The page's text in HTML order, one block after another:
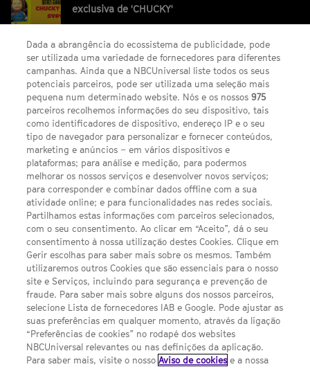
exclusiva de 'CHUCKY'
SEGUE-NOS
FACEBOOK
TWITTER
YOUTUBEINSTAGRAM
LINKS ÚTEIS
Escolhas de Anúncios
Política de privacidade
Termos E Condições
FILMES
UMA DIVISÃO DA NBCUNIVERSAL
Dada a abrangência do ecossistema de publicidade, pode
ser utilizada uma variedade de fornecedores para diferentes
campanhas. Ainda que a NBCUniversal liste todos os seus
potenciais parceiros, pode ser utilizada uma seleção mais
pequena num determinado website. Nós e os nossos975
parceiros recolhemos informações do seu dispositivo, tais
como identificadores de dispositivo, endereço IP e o seu
tipo de navegador para personalizar e fornecer conteúdos,
marketing e anúncios – em vários dispositivos e
plataformas; para análise e medição, para podermos
melhorar os nossos serviços e desenvolver novos serviços;
para corresponder e combinar dados offline com a sua
atividade online; e para funcionalidades nas redes sociais.
Partilhamos estas informações com parceiros selecionados,
com o seu consentimento. Ao clicar em “Aceito”, dá o seu
consentimento à nossa utilização destes Cookies. Clique em
Gerir escolhas para saber mais sobre os mesmos. Também
utilizaremos outros Cookies que são essenciais para o nosso
site e Serviços, incluindo para segurança e prevenção de
fraude. Para saber mais sobre alguns dos nossos parceiros,
selecione Lista de fornecedores IAB e Google. Pode ajustar as
suas preferências em qualquer momento, através da ligação
“Preferências de cookies” no rodapé dos websites
NBCUniversal relevantes ou nas definições da aplicação.
Para saber mais, visite o nossoAviso de cookies e a nossa